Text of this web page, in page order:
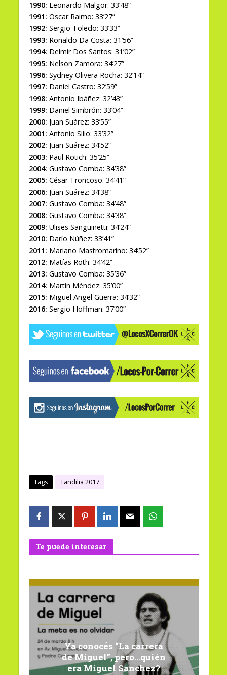
1990: Leonardo Malgor: 33’48”
1991: Oscar Raimo: 33’27”
1992: Sergio Toledo: 33’33”
1993: Ronaldo Da Costa: 31’56”
1994: Delmir Dos Santos: 31’02”
1995: Nelson Zamora: 34’27”
1996: Sydney Olivera Rocha: 32’14”
1997: Daniel Castro: 32’59”
1998: Antonio Ibáñez: 32’43”
1999: Daniel Simbrón: 33’04”
2000: Juan Suárez: 33’55”
2001: Antonio Silio: 33’32”
2002: Juan Suárez: 34’52”
2003: Paul Rotich: 35’25”
2004: Gustavo Comba: 34’38”
2005: César Troncoso: 34’41”
2006: Juan Suárez: 34’38”
2007: Gustavo Comba: 34’48”
2008: Gustavo Comba: 34’38”
2009: Ulises Sanguinetti: 34’24”
2010: Darío Núñez: 33’41”
2011: Mariano Mastromarino: 34’52”
2012: Matías Roth: 34’42”
2013: Gustavo Comba: 35’36”
2014: Martín Méndez: 35’00”
2015: Miguel Angel Guerra: 34’32”
2016: Sergio Hoffman: 37’00”
Tags Tandilia 2017
Te puede interesar
Ya conocés “La carrera
de Miguel”, pero…quién
era Miguel Sanchez?